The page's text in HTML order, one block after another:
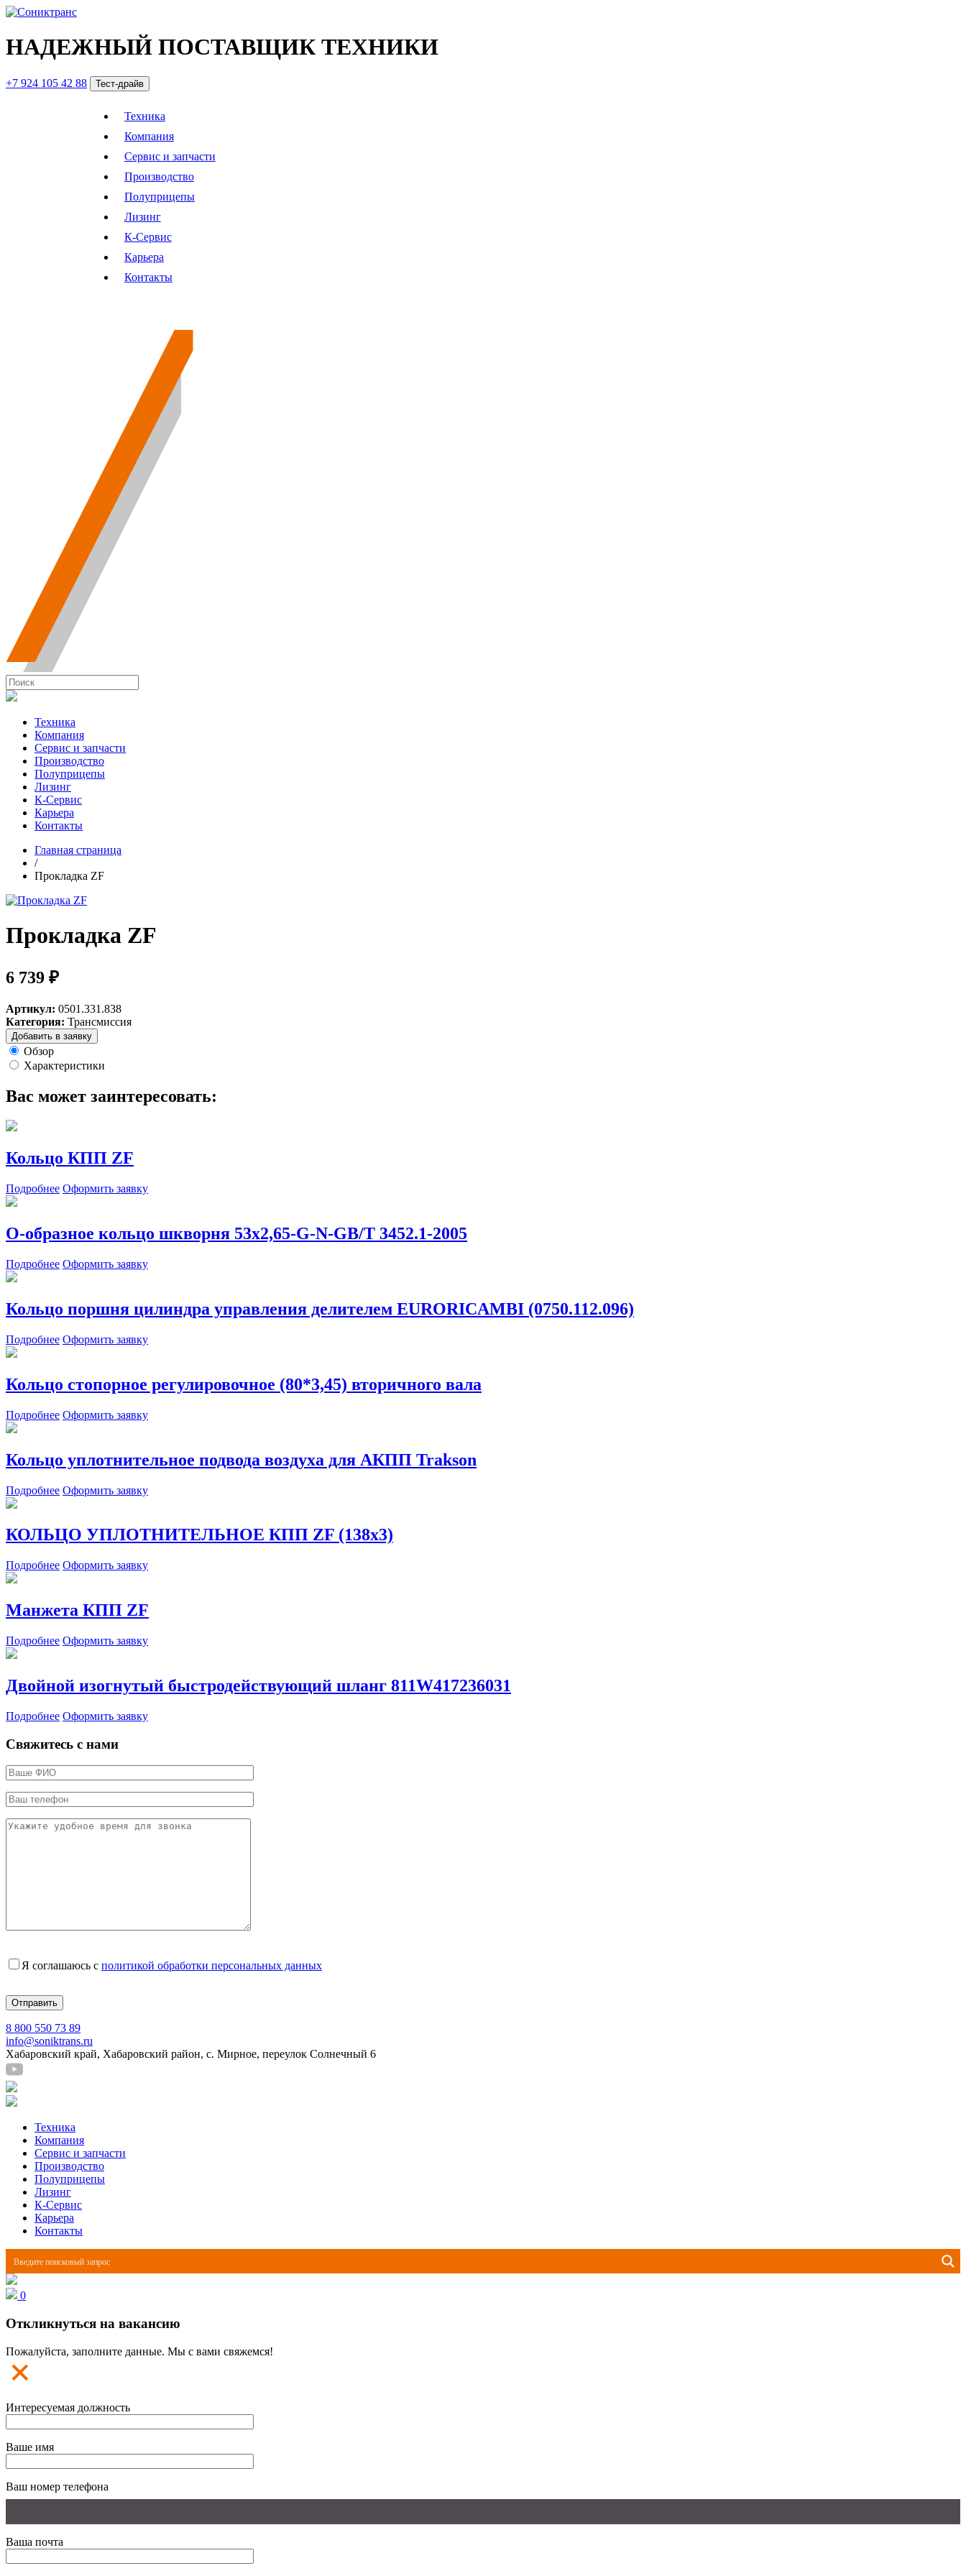
НАДЕЖНЫЙ ПОСТАВЩИК ТЕХНИКИ
+7 924 105 42 88 Тест-драйв
Техника
Компания
Сервис и запчасти
Производство
Полуприцепы
Лизинг
К-Сервис
Карьера
Контакты
Техника
Компания
Сервис и запчасти
Производство
Полуприцепы
Лизинг
К-Сервис
Карьера
Контакты
Главная страница
/
Прокладка ZF
Прокладка ZF
6 739 ₽
Артикул: 0501.331.838
Категория: Трансмиссия
Добавить в заявку
Обзор
Характеристики
Вас может заинтересовать:
Кольцо КПП ZF
Подробнее Оформить заявку
О-образное кольцо шкворня 53х2,65-G-N-GB/T 3452.1-2005
Подробнее Оформить заявку
Кольцо поршня цилиндра управления делителем EURORICAMBI (0750.112.096)
Подробнее Оформить заявку
Кольцо стопорное регулировочное (80*3,45) вторичного вала
Подробнее Оформить заявку
Кольцо уплотнительное подвода воздуха для АКПП Trakson
Подробнее Оформить заявку
КОЛЬЦО УПЛОТНИТЕЛЬНОЕ КПП ZF (138х3)
Подробнее Оформить заявку
Манжета КПП ZF
Подробнее Оформить заявку
Двойной изогнутый быстродействующий шланг 811W417236031
Подробнее Оформить заявку
Свяжитесь с нами
Я соглашаюсь с политикой обработки персональных данных
8 800 550 73 89
info@soniktrans.ru
Хабаровский край, Хабаровский район, с. Мирное, переулок Солнечный 6
Техника
Компания
Сервис и запчасти
Производство
Полуприцепы
Лизинг
К-Сервис
Карьера
Контакты
0
Откликнуться на вакансию
Пожалуйста, заполните данные. Мы с вами свяжемся!
Интересуемая должность
Ваше имя
Ваш номер телефона
Ваша почта